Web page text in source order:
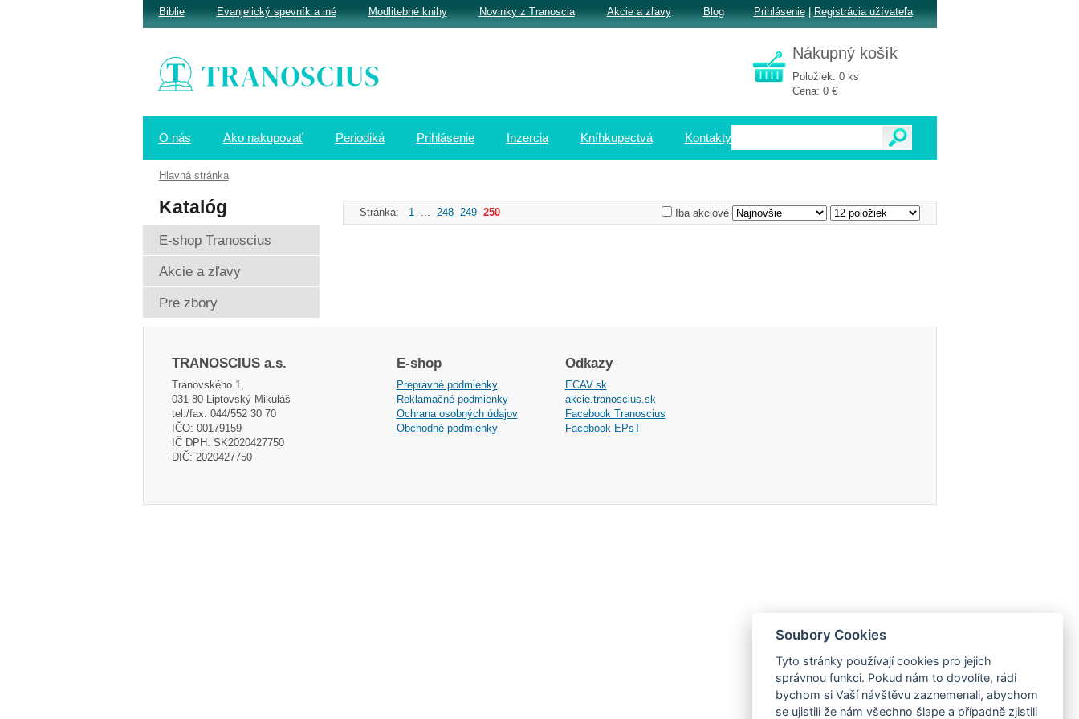
O nás Ako nakupovať Periodiká Prihlásenie Inzercia Kníhkupectvá Kontakty
Iba akciové
Stránka: 1... 248 249 250
Katalóg
E-shop Tranoscius
Akcie a zľavy
Pre zbory
TRANOSCIUS a.s.
Tranovského 1,
031 80 Liptovský Mikuláš
tel./fax: 044/552 30 70
IČO: 00179159
IČ DPH: SK2020427750
DIČ: 2020427750
E-shop
Prepravné podmienky
Reklamačné podmienky
Ochrana osobných údajov
Obchodné podmienky
Odkazy
ECAV.sk
akcie.tranoscius.sk
Facebook Tranoscius
Facebook EPsT
Biblie Evanjelický spevník a iné Modlitebné knihy Novinky z Tranoscia Akcie a zľavy Blog
Nákupný košík
Položiek: 0 ks
Cena: 0 €
Prihlásenie| Registrácia užívateľa
Hlavná stránka
Soubory Cookies
Tyto stránky používají cookies pro jejich
správnou funkci. Pokud nám to dovolíte, rádi
bychom si Vaší návštěvu zaznemenali, abychom
se ujistili že nám všechno šlape a případně zjistili